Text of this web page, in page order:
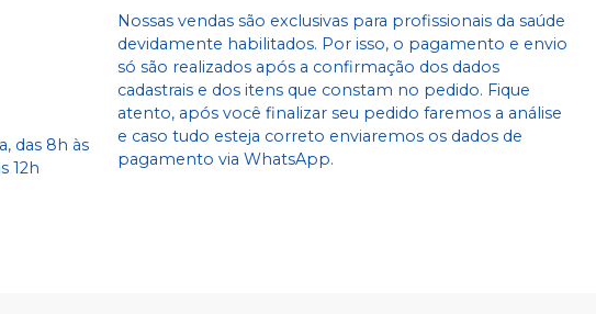
das 8h às
12h
Nossas vendas são exclusivas para profissionais da saúde
devidamente habilitados. Por isso, o pagamento e envio
só são realizados após a confirmação dos dados
cadastrais e dos itens que constam no pedido. Fique
atento, após você finalizar seu pedido faremos a análise
e caso tudo esteja correto enviaremos os dados de
pagamento via WhatsApp.